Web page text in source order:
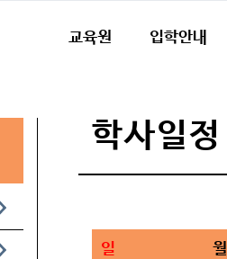
교육원 입학안내
학사일정
일
월